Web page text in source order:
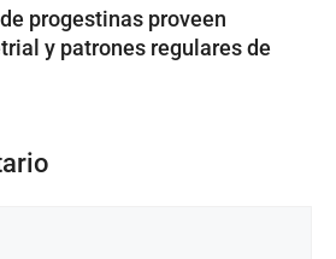
progestinas proveen
y patrones regulares de